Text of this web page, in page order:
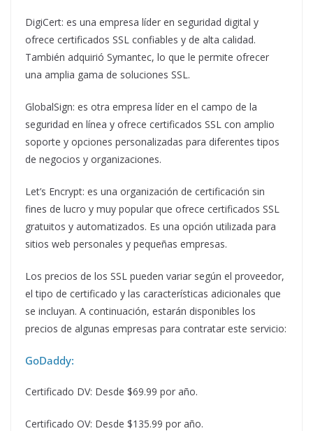
DigiCert: es una empresa líder en seguridad digital y
ofrece certificados SSL confiables y de alta calidad.
También adquirió Symantec, lo que le permite ofrecer
una amplia gama de soluciones SSL.
GlobalSign: es otra empresa líder en el campo de la
seguridad en línea y ofrece certificados SSL con amplio
soporte y opciones personalizadas para diferentes tipos
de negocios y organizaciones.
Let’s Encrypt: es una organización de certificación sin
fines de lucro y muy popular que ofrece certificados SSL
gratuitos y automatizados. Es una opción utilizada para
sitios web personales y pequeñas empresas.
Los precios de los SSL pueden variar según el proveedor,
el tipo de certificado y las características adicionales que
se incluyan. A continuación, estarán disponibles los
precios de algunas empresas para contratar este servicio:
GoDaddy:
Certificado DV: Desde $69.99 por año.
Certificado OV: Desde $135.99 por año.